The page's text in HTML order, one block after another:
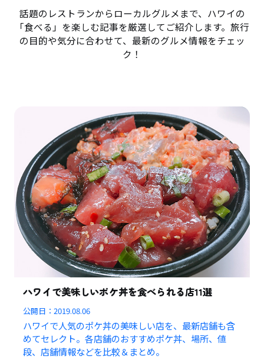
話題のレストランからローカルグルメまで、ハワイの
「食べる」を楽しむ記事を厳選してご紹介します。旅行
の目的や気分に合わせて、最新のグルメ情報をチェッ
ク！
ハワイで美味しいポケ丼を食べられる店11選
公開日：2019.08.06
ハワイで人気のポケ丼の美味しい店を、最新店舗も含
めてセレクト。各店舗のおすすめポケ丼、場所、値
段、店舗情報などを比較＆まとめ。